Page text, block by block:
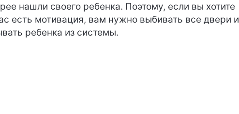
нашли своего ребенка. Поэтому, если вы хотите
есть мотивация, вам нужно выбивать все двери и
ребенка из системы.